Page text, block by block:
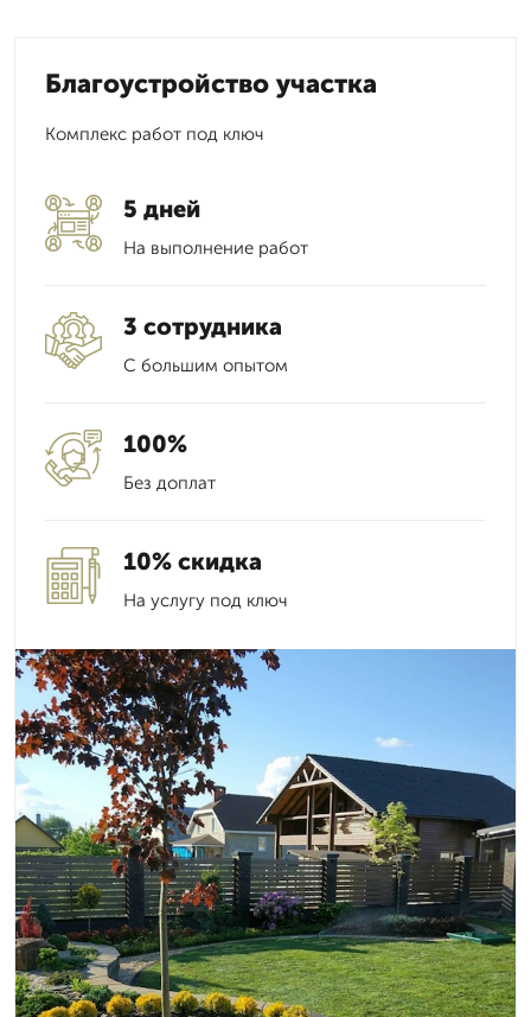
Благоустройство участка
Комплекс работ под ключ
5 дней
На выполнение работ
3 сотрудника
С большим опытом
100%
Без доплат
10% скидка
На услугу под ключ